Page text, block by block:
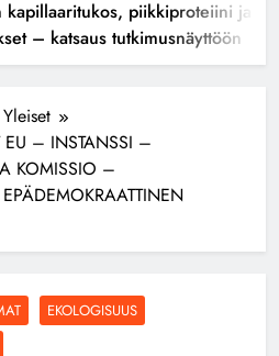
piikkiproteiini ja
– katsaus tutkimusnäyttöön
Yleiset
EU – INSTANSSI –
KOMISSIO –
EKOLOGISUUS